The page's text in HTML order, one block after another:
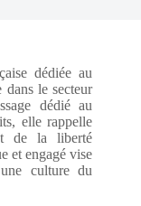
dédiée au
dans le secteur
dédié au
elle rappelle
de la liberté
et engagé vise
culture du